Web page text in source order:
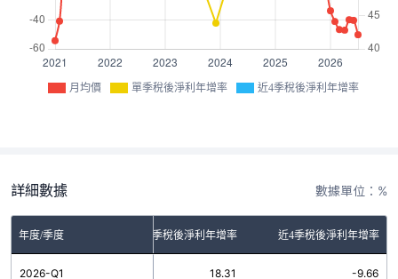
月均價 單季稅後淨利年增率 近4季稅後淨利年增率
詳細數據 數據單位：%
年度/季度 單季稅後淨利年增率 近4季稅後淨利年增率
2026-Q1 18.31 -9.66